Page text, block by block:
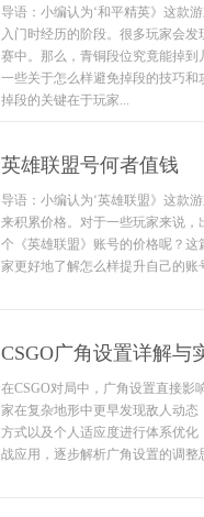
导语：小编认为‘和平精英》这款
入门时经历的阶段。很多玩家会
赛中。那么，青铜段位究竟能掉
一些关于怎么样避免掉段的技巧
掉段的关键在于玩家...
英雄联盟号何者值钱
导语：小编认为‘英雄联盟》这款
来积累价格。对于一些玩家来说
个《英雄联盟》账号的价格呢？
家更好地了解怎么样提升自己的账
CSGO广角设置详解与
在CSGO对局中，广角设置直接影
家在复杂地形中更早发现敌人动
方式以及个人适应度进行体系优
战应用，逐步解析广角设置的调整